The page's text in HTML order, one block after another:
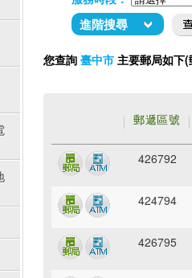
進階搜尋
您查詢 臺中市 主要郵局如下
郵遞區號
426792
424794
426795